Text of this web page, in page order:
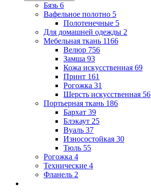
Бязь 6
Вафельное полотно 5
Полотенечные 5
Для домашней одежды 2
Мебельная ткань 1166
Велюр 756
Замша 93
Кожа искусственная 69
Принт 161
Рогожка 31
Шерсть искусственная 56
Портьерная ткань 186
Бархат 39
Блэкаут 25
Вуаль 37
Износостойкая 30
Тюль 55
Рогожка 4
Технические 4
Фланель 2